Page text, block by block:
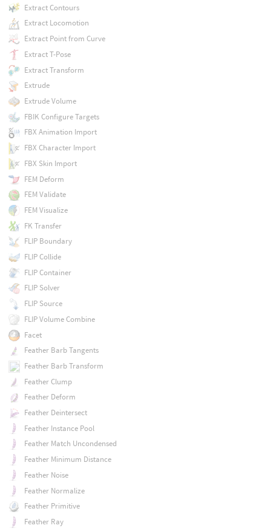
Extract Contours
Extract Locomotion
Extract Point from Curve
Extract T-Pose
Extract Transform
Extrude
Extrude Volume
FBIK Configure Targets
FBX Animation Import
FBX Character Import
FBX Skin Import
FEM Deform
FEM Validate
FEM Visualize
FK Transfer
FLIP Boundary
FLIP Collide
FLIP Container
FLIP Solver
FLIP Source
FLIP Volume Combine
Facet
Feather Barb Tangents
Feather Barb Transform
Feather Clump
Feather Deform
Feather Deintersect
Feather Instance Pool
Feather Match Uncondensed
Feather Minimum Distance
Feather Noise
Feather Normalize
Feather Primitive
Feather Ray